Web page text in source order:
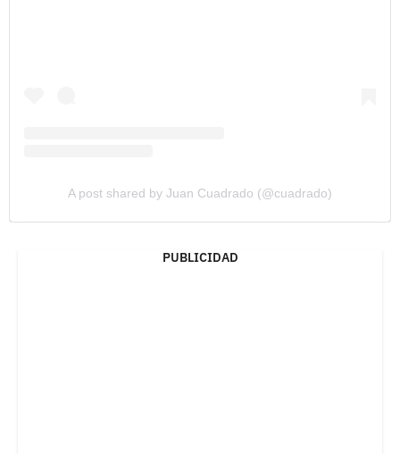
A post shared by Juan Cuadrado (@cuadrado)
PUBLICIDAD